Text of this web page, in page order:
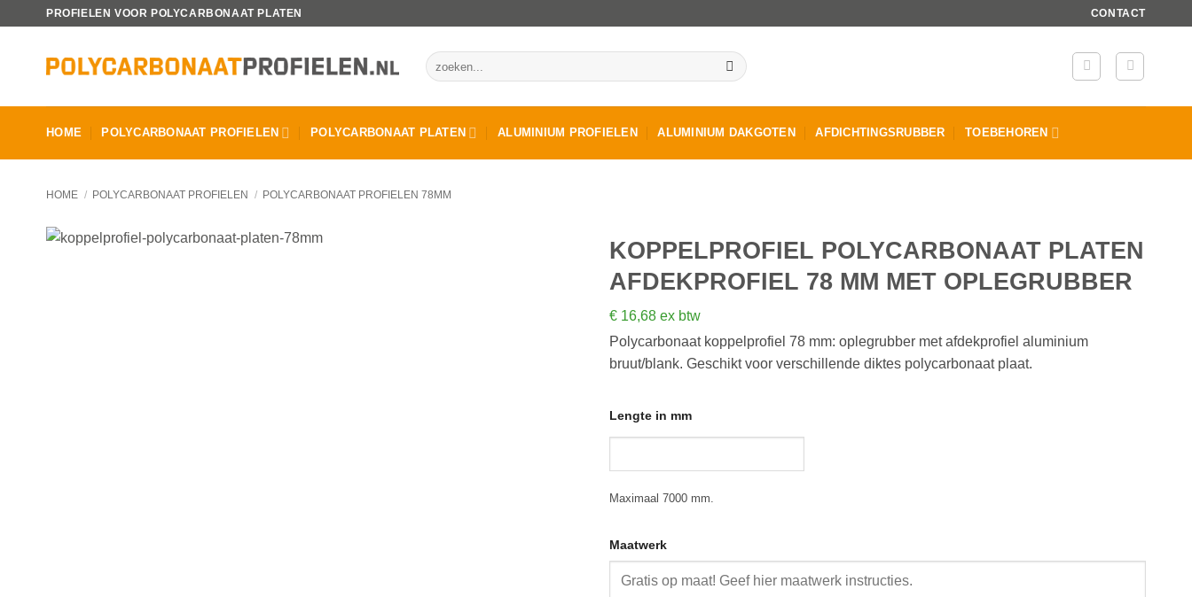
PROFIELEN VOOR POLYCARBONAAT PLATEN CONTACT
Zoeken
naar:
HOME POLYCARBONAAT PROFIELEN POLYCARBONAAT PLATEN ALUMINIUM PROFIELEN ALUMINIUM DAKGOTEN AFDICHTINGSRUBBER TOEBEHOREN
HOME / POLYCARBONAAT PROFIELEN / POLYCARBONAAT PROFIELEN 78MM
KOPPELPROFIEL POLYCARBONAAT PLATEN
AFDEKPROFIEL 78 MM MET OPLEGRUBBER
€ 16,68 ex btw
Polycarbonaat koppelprofiel 78 mm: oplegrubber met afdekprofiel aluminium
bruut/blank. Geschikt voor verschillende diktes polycarbonaat plaat.
Lengte in mm
Maximaal 7000 mm.
Maatwerk